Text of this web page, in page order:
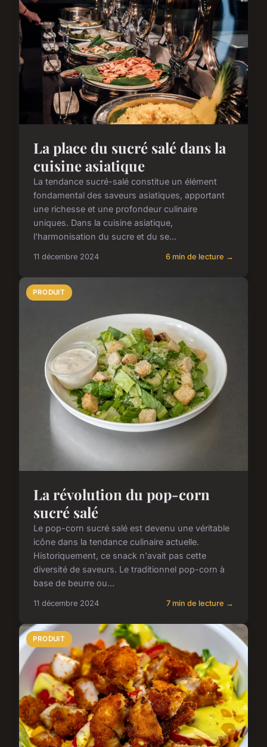
La place du sucré salé dans la
cuisine asiatique
La tendance sucré-salé constitue un élément
fondamental des saveurs asiatiques, apportant
une richesse et une profondeur culinaire
uniques. Dans la cuisine asiatique,
l'harmonisation du sucre et du se...
11 décembre 2024 6 min de lecture →
PRODUIT
La révolution du pop-corn
sucré salé
Le pop-corn sucré salé est devenu une véritable
icône dans la tendance culinaire actuelle.
Historiquement, ce snack n'avait pas cette
diversité de saveurs. Le traditionnel pop-corn à
base de beurre ou...
11 décembre 2024 7 min de lecture →
PRODUIT